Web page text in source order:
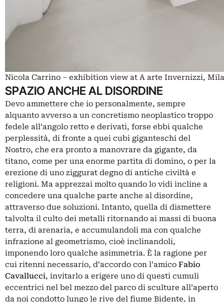
Nicola Carrino – exhibition view at A arte Invernizzi,
SPAZIO ANCHE AL DISORDINE
Devo ammettere che io personalmente, sempre
alquanto avverso a un concretismo neoplastico troppo
fedele all’angolo retto e derivati, forse ebbi qualche
perplessità, di fronte a quei cubi giganteschi del
Nostro, che era pronto a manovrare da gigante, da
titano, come per una enorme partita di domino, o per la
erezione di uno ziggurat degno di antiche civiltà e
religioni. Ma apprezzai molto quando lo vidi incline a
concedere una qualche parte anche al disordine,
attraverso due soluzioni. Intanto, quella di dismettere
talvolta il culto dei metalli ritornando ai massi di buona
terra, di arenaria, e accumulandoli ma con qualche
infrazione al geometrismo, cioè inclinandoli,
imponendo loro qualche asimmetria. È la ragione per
cui ritenni necessario, d’accordo con l’amico Fabio
Cavallucci, invitarlo a erigere uno di questi cumuli
eccentrici nel bel mezzo del parco di sculture all’aperto
da noi condotto lungo le rive del fiume Bidente, in